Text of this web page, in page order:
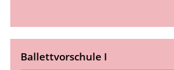
Ballettvorschule I